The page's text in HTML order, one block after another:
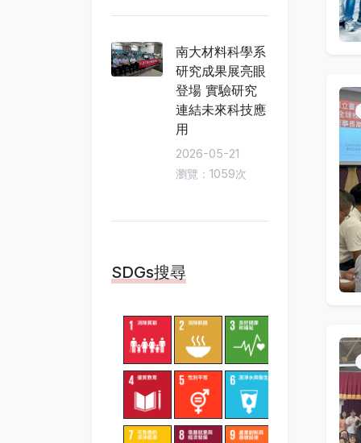
南大材料科學系
研究成果展亮眼
登場 實驗研究
連結未來科技應
用
2026-05-21
瀏覽：1059次
SDGs搜尋